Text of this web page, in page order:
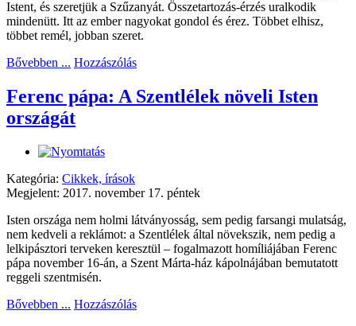
Istent, és szeretjük a Szűzanyát. Összetartozás-érzés uralkodik
mindenütt. Itt az ember nagyokat gondol és érez. Többet elhisz,
többet remél, jobban szeret.
Bővebben ... Hozzászólás
Ferenc pápa: A Szentlélek növeli Isten
országát
Kategória: Cikkek, írások
Megjelent: 2017. november 17. péntek
Isten országa nem holmi látványosság, sem pedig farsangi mulatság,
nem kedveli a reklámot: a Szentlélek által növekszik, nem pedig a
lelkipásztori terveken keresztül – fogalmazott homíliájában Ferenc
pápa november 16-án, a Szent Márta-ház kápolnájában bemutatott
reggeli szentmisén.
Bővebben ... Hozzászólás